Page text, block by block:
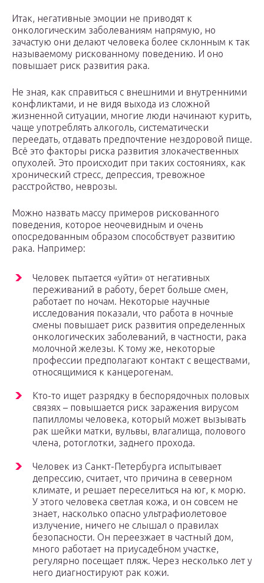
Итак, негативные эмоции не приводят к
онкологическим заболеваниям напрямую, но
зачастую они делают человека более склонным к так
называемому рискованному поведению. И оно
повышает риск развития рака.
Не зная, как справиться с внешними и внутренними
конфликтами, и не видя выхода из сложной
жизненной ситуации, многие люди начинают курить,
чаще употреблять алкоголь, систематически
переедать, отдавать предпочтение нездоровой пище.
Всё это факторы риска развития злокачественных
опухолей. Это происходит при таких состояниях, как
хронический стресс, депрессия, тревожное
расстройство, неврозы.
Можно назвать массу примеров рискованного
поведения, которое неочевидным и очень
опосредованным образом способствует развитию
рака. Например:
Человек пытается «уйти» от негативных
переживаний в работу, берет больше смен,
работает по ночам. Некоторые научные
исследования показали, что работа в ночные
смены повышает риск развития определенных
онкологических заболеваний, в частности, рака
молочной железы. К тому же, некоторые
профессии предполагают контакт с веществами,
относящимися к канцерогенам.
Кто-то ищет разрядку в беспорядочных половых
связях – повышается риск заражения вирусом
папилломы человека, который может вызывать
рак шейки матки, вульвы, влагалища, полового
члена, ротоглотки, заднего прохода.
Человек из Санкт-Петербурга испытывает
депрессию, считает, что причина в северном
климате, и решает переселиться на юг, к морю.
У этого человека светлая кожа, и он совсем не
знает, насколько опасно ультрафиолетовое
излучение, ничего не слышал о правилах
безопасности. Он переезжает в частный дом,
много работает на приусадебном участке,
регулярно посещает пляж. Через несколько лет у
него диагностируют рак кожи.